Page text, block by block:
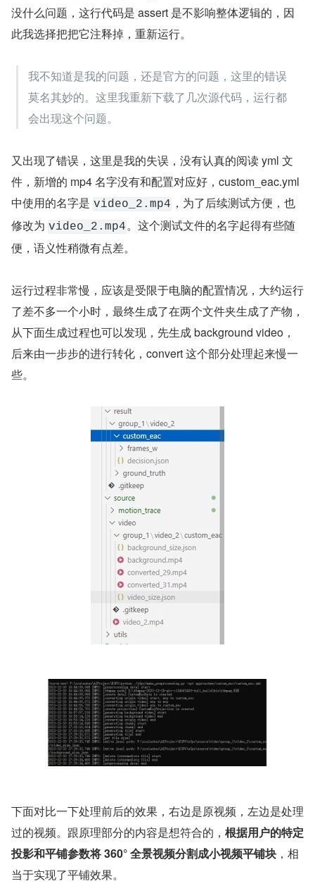
没什么问题，这行代码是 assert 是不影响整体逻辑的，因
此我选择把把它注释掉，重新运行。
我不知道是我的问题，还是官方的问题，这里的错误
莫名其妙的。这里我重新下载了几次源代码，运行都
会出现这个问题。
又出现了错误，这里是我的失误，没有认真的阅读 yml 文
件，新增的 mp4 名字没有和配置对应好，custom_eac.yml
中使用的名字是 video_2.mp4 ，为了后续测试方便，也
修改为 video_2.mp4。这个测试文件的名字起得有些随
便，语义性稍微有点差。
运行过程非常慢，应该是受限于电脑的配置情况，大约运行
了差不多一个小时，最终生成了在两个文件夹生成了产物，
从下面生成过程也可以发现，先生成 background video，
后来由一步步的进行转化，convert 这个部分处理起来慢一
些。
下面对比一下处理前后的效果，右边是原视频，左边是处理
过的视频。跟原理部分的内容是想符合的， 根据用户的特定
投影和平铺参数将 360° 全景视频分割成小视频平铺块 ，相
当于实现了平铺效果。